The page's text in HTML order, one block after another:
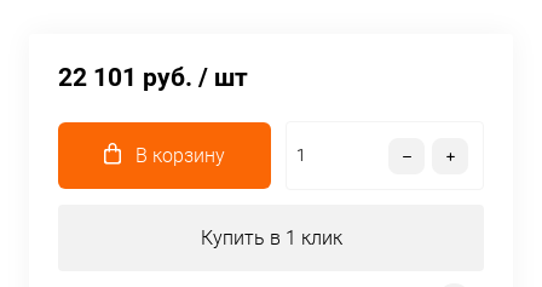
22 101 руб. / шт
В корзину
Купить в 1 клик